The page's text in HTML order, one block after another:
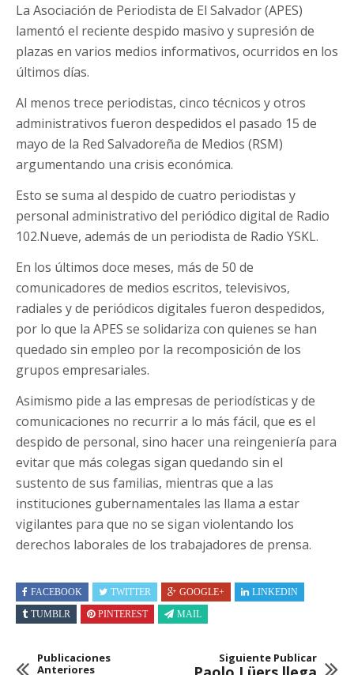
La Asociación de Periodista de El Salvador (APES)
lamentó el reciente despido masivo y supresión de
plazas en varios medios informativos, ocurridos en los
últimos días.
Al menos trece periodistas, cinco técnicos y otros
administrativos fueron despedidos el pasado 15 de
mayo de la Red Salvadoreña de Medios (RSM)
argumentando una crisis económica.
Esto se suma al despido de cuatro periodistas y
personal administrativo del periódico digital de Radio
102.Nueve, además de un periodista de Radio YSKL.
En los últimos doce meses, más de 50 de
comunicadores de medios escritos, televisivos,
radiales y de periódicos digitales fueron despedidos,
por lo que la APES se solidariza con quienes se han
quedado sin empleo por la recomposición de los
grupos empresariales.
Asimismo pide a las empresas de periodísticas y de
comunicaciones no recurrir a lo más fácil, que es el
despido de personal, sino hacer una reingeniería para
evitar que más colegas sigan quedando sin el
sustento de sus familias, mientras que a las
instituciones gubernamentales las llama a estar
vigilantes para que no se sigan violentando los
derechos laborales de los trabajadores de prensa.
FACEBOOK TWITTER GOOGLE+
LINKEDIN
TUMBLR
PINTEREST MAIL
Publicaciones
Anteriores
Siguiente Publicar